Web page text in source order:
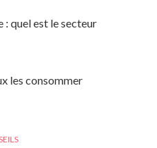
: quel est le secteur
les consommer